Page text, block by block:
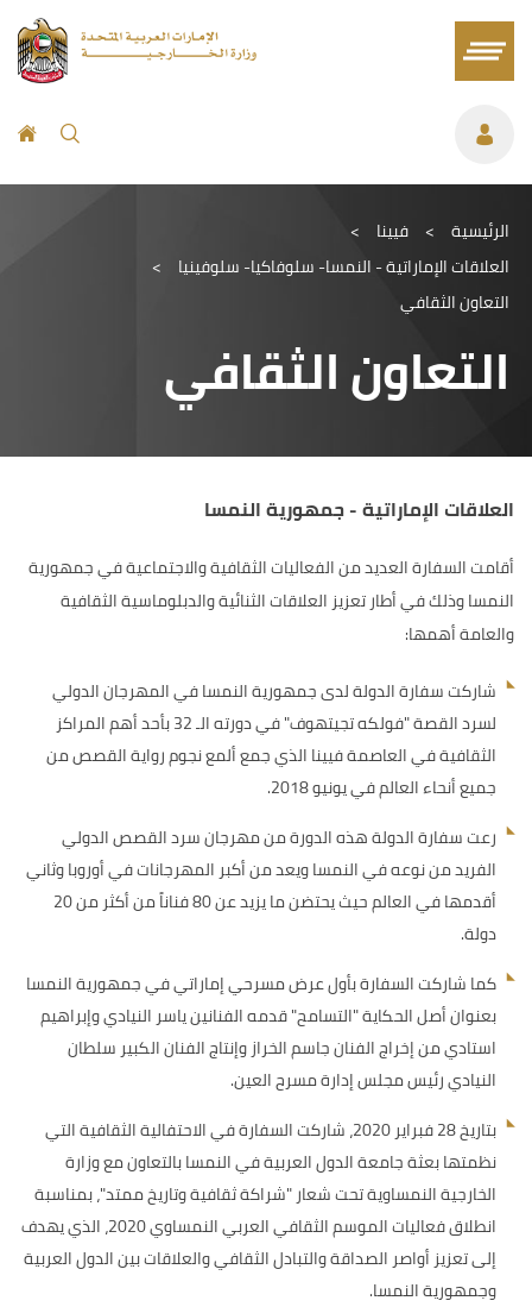
الرئيسية > فيينا >
العلاقات الإماراتية - النمسا- سلوفاكيا- سلوفينيا >
التعاون الثقافي
التعاون الثقافي
العلاقات الإماراتية - جمهورية النمسا
أقامت السفارة العديد من الفعاليات الثقافية والاجتماعية في جمهورية
النمسا وذلك في أطار تعزيز العلاقات الثنائية والدبلوماسية الثقافية
والعامة أهمها:
شاركت سفارة الدولة لدى جمهورية النمسا في المهرجان الدولي
لسرد القصة "فولكه تجيتهوف" في دورته الـ 32 بأحد أهم المراكز
الثقافية في العاصمة فيينا الذي جمع ألمع نجوم رواية القصص من
جميع أنحاء العالم في يونيو 2018.
رعت سفارة الدولة هذه الدورة من مهرجان سرد القصص الدولي
الفريد من نوعه في النمسا ويعد من أكبر المهرجانات في أوروبا وثاني
أقدمها في العالم حيث يحتضن ما يزيد عن 80 فناناً من أكثر من 20
دولة.
كما شاركت السفارة بأول عرض مسرحي إماراتي في جمهورية النمسا
بعنوان أصل الحكاية "التسامح" قدمه الفنانين ياسر النيادي وإبراهيم
استادي من إخراج الفنان جاسم الخراز وإنتاج الفنان الكبير سلطان
النيادي رئيس مجلس إدارة مسرح العين.
بتاريخ 28 فبراير 2020، شاركت السفارة في الاحتفالية الثقافية التي
نظمتها بعثة جامعة الدول العربية في النمسا بالتعاون مع وزارة
الخارجية النمساوية تحت شعار "شراكة ثقافية وتاريخ ممتد"، بمناسبة
انطلاق فعاليات الموسم الثقافي العربي النمساوي 2020، الذي يهدف
إلى تعزيز أواصر الصداقة والتبادل الثقافي والعلاقات بين الدول العربية
وجمهورية النمسا.